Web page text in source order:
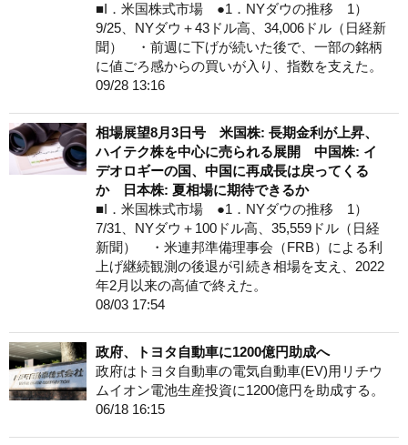
■I．米国株式市場 ●1．NYダウの推移 1）
9/25、NYダウ＋43ドル高、34,006ドル（日経新
聞） ・前週に下げが続いた後で、一部の銘柄
に値ごろ感からの買いが入り、指数を支えた。
09/28 13:16
相場展望8月3日号 米国株: 長期金利が上昇、
ハイテク株を中心に売られる展開 中国株: イ
デオロギーの国、中国に再成長は戻ってくる
か 日本株: 夏相場に期待できるか
■I．米国株式市場 ●1．NYダウの推移 1）
7/31、NYダウ＋100ドル高、35,559ドル（日経
新聞） ・米連邦準備理事会（FRB）による利
上げ継続観測の後退が引続き相場を支え、2022
年2月以来の高値で終えた。
08/03 17:54
政府、トヨタ自動車に1200億円助成へ
政府はトヨタ自動車の電気自動車(EV)用リチウ
ムイオン電池生産投資に1200億円を助成する。
06/18 16:15